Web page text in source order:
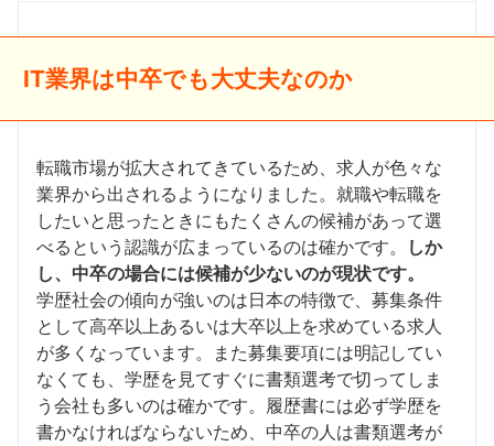
IT業界は中卒でも大丈夫なのか
転職市場が拡大されてきているため、求人が色々な
業界から出されるようになりました。就職や転職を
したいと思ったときにもたくさんの候補があって選
べるという認識が広まっているのは確かです。
しか
し、中卒の場合には候補が少ないのが現状です。
学歴社会の傾向が強いのは日本の特徴で、募集条件
として高卒以上あるいは大卒以上を求めている求人
が多くなっています。また募集要項には明記してい
なくても、学歴を見てすぐに書類選考で切ってしま
う会社も多いのは確かです。履歴書には必ず学歴を
書かなければならないため、中卒の人は書類選考が